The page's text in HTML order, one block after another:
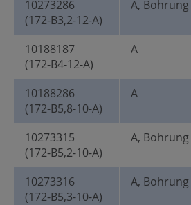
10273286
(172-B3,2-12-A)
A,
10188187
(172-B4-12-A)
A
10188286
(172-B5,8-10-A)
A
10273315
(172-B5,2-10-A)
A,
10273316
(172-B5,3-10-A)
A,